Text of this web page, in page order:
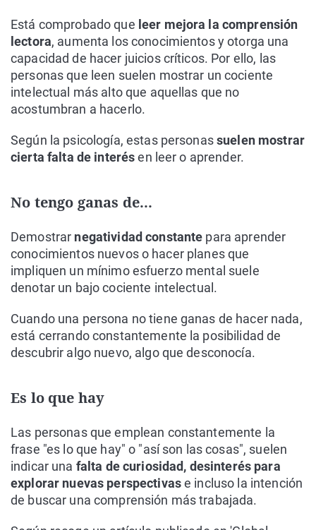
Está comprobado que leer mejora la comprensión
lectora, aumenta los conocimientos y otorga una
capacidad de hacer juicios críticos. Por ello, las
personas que leen suelen mostrar un cociente
intelectual más alto que aquellas que no
acostumbran a hacerlo.
Según la psicología, estas personassuelen mostrar
cierta falta de interésen leer o aprender.
No tengo ganas de...
Demostrar negatividad constante para aprender
conocimientos nuevos o hacer planes que
impliquen un mínimo esfuerzo mental suele
denotar un bajo cociente intelectual.
Cuando una persona no tiene ganas de hacer nada,
está cerrando constantemente la posibilidad de
descubrir algo nuevo, algo que desconocía.
Es lo que hay
Las personas que emplean constantemente la
frase "es lo que hay" o "así son las cosas", suelen
indicar una falta de curiosidad, desinterés para
explorar nuevas perspectivase incluso la intención
de buscar una comprensión más trabajada.